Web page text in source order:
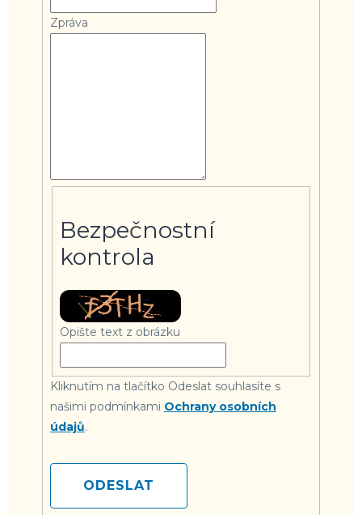
Zpráva
Bezpečnostní
kontrola
Opište text z obrázku
Kliknutím na tlačítko Odeslat souhlasíte s
našimi podmínkami Ochrany osobních
údajů.
ODESLAT